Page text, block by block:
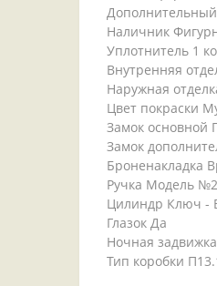
Наличник
Уплотнитель 1
Внутренняя
Наружная
Цвет покраски
Замок основной
Замок
Броненакладка
Ручка Модель
Цилиндр Ключ -
Глазок Да
Ночная
Тип коробки